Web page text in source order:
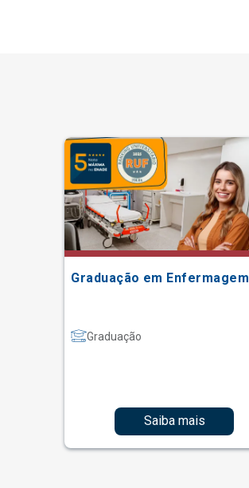
Graduação em Enfermagem
Graduação
Saiba mais